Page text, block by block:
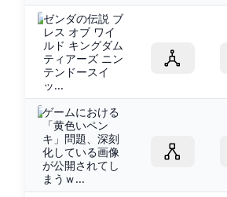
ゼンダの伝説 ブ
レス オブ ワイ
ルド キングダム
ティアーズ ニン
テンドースイ
ッ...
ゲームにおける
「黄色いペン
キ」問題、深刻
化している画像
が公開されてし
まうｗ...